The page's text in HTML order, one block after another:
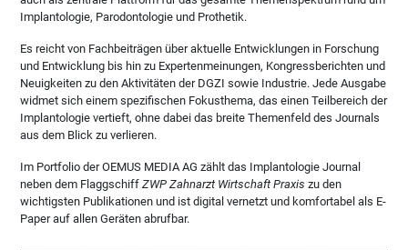
Implantologie, Parodontologie und Prothetik.
Es reicht von Fachbeiträgen über aktuelle Entwicklungen in Forschung
und Entwicklung bis hin zu Expertenmeinungen, Kongressberichten und
Neuigkeiten zu den Aktivitäten der DGZI sowie Industrie. Jede Ausgabe
widmet sich einem spezifischen Fokusthema, das einen Teilbereich der
Implantologie vertieft, ohne dabei das breite Themenfeld des Journals
aus dem Blick zu verlieren.
Im Portfolio der OEMUS MEDIA AG zählt das Implantologie Journal
neben dem FlaggschiffZWP Zahnarzt Wirtschaft Praxiszu den
wichtigsten Publikationen und ist digital vernetzt und komfortabel als E-
Paper auf allen Geräten abrufbar.